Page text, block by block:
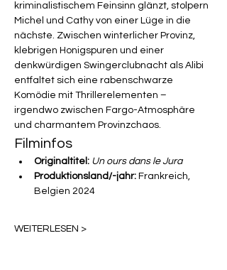
kriminalistischem Feinsinn glänzt, stolpern
Michel und Cathy von einer Lüge in die
nächste. Zwischen winterlicher Provinz,
klebrigen Honigspuren und einer
denkwürdigen Swingerclubnacht als Alibi
entfaltet sich eine rabenschwarze
Komödie mit Thrillerelementen –
irgendwo zwischen Fargo-Atmosphäre
und charmantem Provinzchaos.
Filminfos
Originaltitel: Un ours dans le Jura
Produktionsland/-jahr: Frankreich,
Belgien 2024
WEITERLESEN >